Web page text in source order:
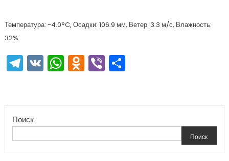
Температура: -4.0°C, Осадки: 106.9 мм, Ветер: 3.3 м/с, Влажность:
32%
Telegram
VKWhatsApp
Odnoklassniki
ViberОтправить
Поиск
Поиск